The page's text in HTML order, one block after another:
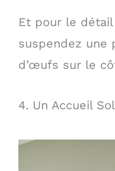
Et pour le
suspendez une
d’œufs sur le
4. Un Accueil